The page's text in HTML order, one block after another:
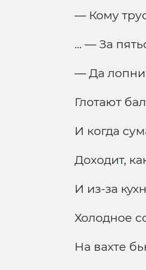
— Кому
... — За
— Да лопни
Глотают
И когда
Доходит,
И из-за
Холодное
На вахте